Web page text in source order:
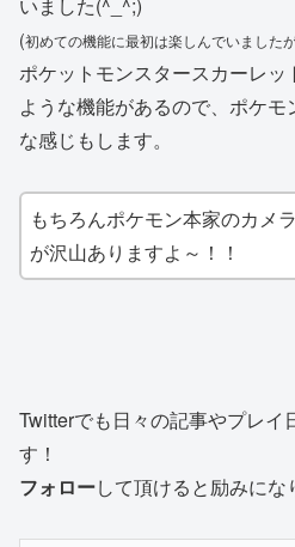
(初めての機能に最初は楽しんでいました
ポケットモンスタースカーレ
ような機能があるので、ポケモ
な感じもします。
もちろんポケモン本家のカメ
が沢山ありますよ～！！
Twitterでも日々の記事やプレイ
す！
フォローして頂けると励みにな